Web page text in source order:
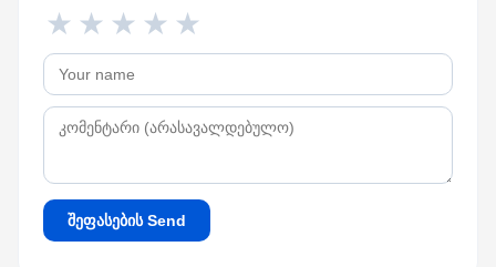
★
★
★
★
★
შეფასების Send